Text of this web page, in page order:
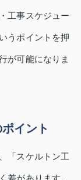
工事スケジュー
うポイントを押
が可能になりま
イント
「スケルトン工
差があります。